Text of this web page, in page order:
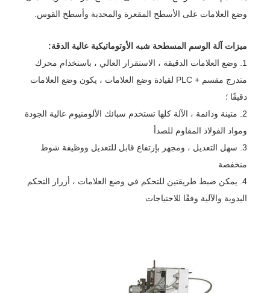
وضع العلامات على الأسطح المقعرة والمحدبة وأسطح القوس.
ميزات آلة الوسم المسطحة شبه الأوتوماتيكية عالية الدقة:
1. وضع العلامات الدقيقة ، الاستقرار العالي ، باستخدام محرك
متدرج مقسم + PLC لقيادة وضع العلامات ، يكون وضع العلامات
دقيقًا ؛
2. متينة ودائمة ، الآلة كلها تستخدم سبائك الألومنيوم عالية الجودة
ومواد الفولاذ المقاوم للصدأ
3. سهل التعديل ، ومجهز بإرتفاع قابل للتعديل ووظيفة شوط
منخفضة
4. يمكن ضبط طريقتين للتحكم في وضع العلامات ، أزرار التحكم
اليدوية والآلية وفقًا للاحتياجات